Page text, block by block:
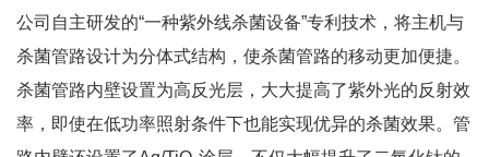
公司自主研发的“一种紫外线杀菌设备”专利技术，将主机与
杀菌管路设计为分体式结构，使杀菌管路的移动更加便捷。
杀菌管路内壁设置为高反光层，大大提高了紫外光的反射效
率，即使在低功率照射条件下也能实现优异的杀菌效果。管